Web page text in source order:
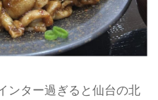
ンター過ぎると仙台の北